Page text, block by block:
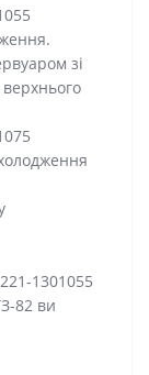
зі
1301055
82 ви